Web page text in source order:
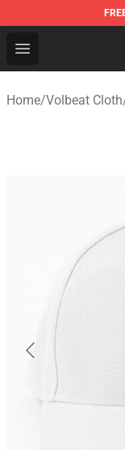
Open menu
Volbeat Shop
Home/Volbeat Cloth